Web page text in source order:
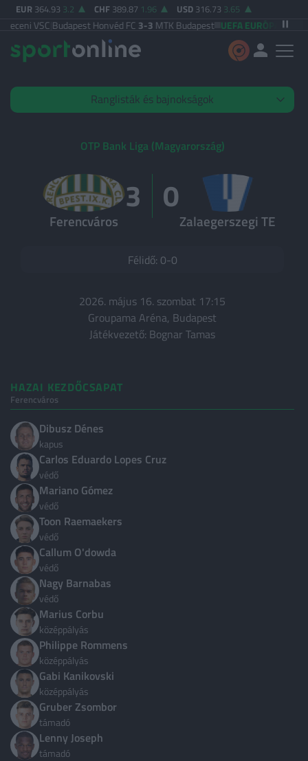
EUR 364.93 3.2 CHF 389.87 1.96 USD 316.73 3.65
VSC|Budapest Honvéd FC3-3 MTK Budapest UEFA EURÓPA LIGAThun
Ranglisták és bajnokságok
KIEMELT
OTP Bank Liga
Európa Liga
Nemzetek Ligája
LISTÁK
Világranglista
Klub Világranglista
Magyarok külföldön
ORSZÁGOK
Nemzetközi
Magyarország
Albánia
Algéria
Andorra
Anglia
Argentína
Ausztrália
OTP Bank Liga (Magyarország)
Ferencváros
3 0
Zalaegerszegi TE
Félidő: 0-0
2026. május 16. szombat 17:15
Groupama Aréna, Budapest
Játékvezető: Bognar Tamas
HAZAI KEZDŐCSAPAT
Ferencváros
Dibusz Dénes
kapus
Carlos Eduardo Lopes Cruz
védő
Mariano Gómez
védő
Toon Raemaekers
védő
Callum O'dowda
védő
Nagy Barnabas
védő
Marius Corbu
középpályás
Philippe Rommens
középpályás
Gabi Kanikovski
középpályás
Gruber Zsombor
támadó
Lenny Joseph
támadó